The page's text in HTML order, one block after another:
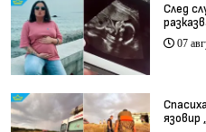
След
при
07
язовир